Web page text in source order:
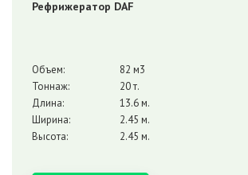
Рефрижератор DAF
Объем:
82 м3
Тоннаж:
20 т.
Длина:
13.6 м.
Ширина:
2.45 м.
Высота:
2.45 м.